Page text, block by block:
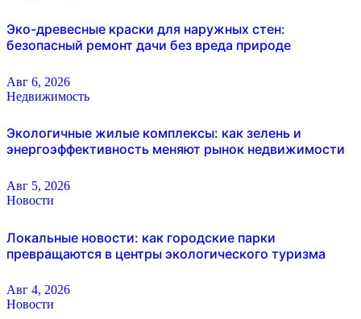
Эко-древесные краски для наружных стен:
безопасный ремонт дачи без вреда природе
Авг 6, 2026
Недвижимость
Экологичные жилые комплексы: как зелень и
энергоэффективность меняют рынок недвижимости
Авг 5, 2026
Новости
Локальные новости: как городские парки
превращаются в центры экологического туризма
Авг 4, 2026
Новости